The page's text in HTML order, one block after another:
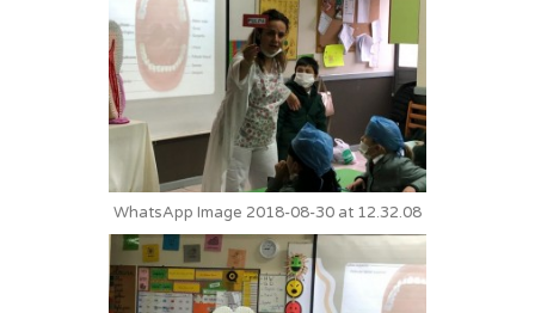
WhatsApp Image 2018-08-30 at 12.32.08